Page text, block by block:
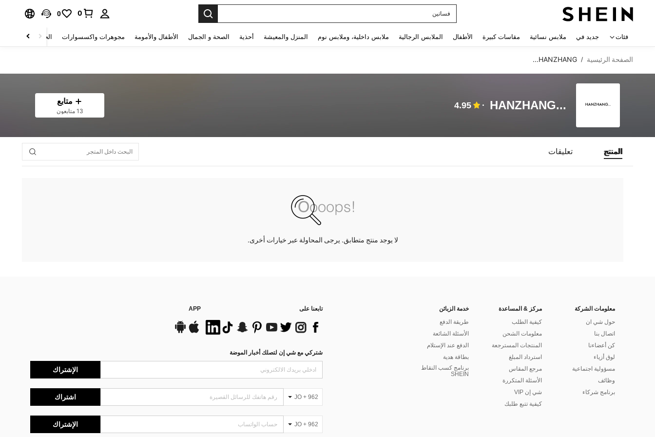
فساتين
0
0
فئات جديد في ملابس نسائية مقاسات كبيرة الأطفال الملابس الرجالية ملابس داخلية، وملابس نوم المنزل والمعيشة أحذية الصحة و الجمال الأطفال والأمومة مجوهرات واكسسوارات الحقائب والأمتعة
الصفحة الرئيسية /
HANZHANG...
HANZHANG...
4.95 متابع
13 متابعون
المنتج تعليقات
لا يوجد منتج متطابق. يرجى المحاولة عبر خيارات أخرى.
معلومات الشركة
حول شي ان
اتصال بنا
كن أعضاءنا
لوق أزياء
مسؤولية اجتماعية
وظائف
برنامج شركاء
مركز & المساعدة
كيفية الطلب
معلومات الشحن
المنتجات المسترجعة
استرداد المبلغ
مرجع المقاس
الأسئلة المتكررة
شي إن VIP
كيفية تتبع طلبك
خدمة الزبائن
طريقة الدفع
الأسئلة الشائعة
الدفع عند الإستلام
بطاقة هدية
برنامج كسب النقاط
SHEIN
تابعنا على APP
شتركي مع شي إن لتصلك أخبار الموضة
الإشتراك
JO + 962 اشتراك
JO + 962 الإشتراك